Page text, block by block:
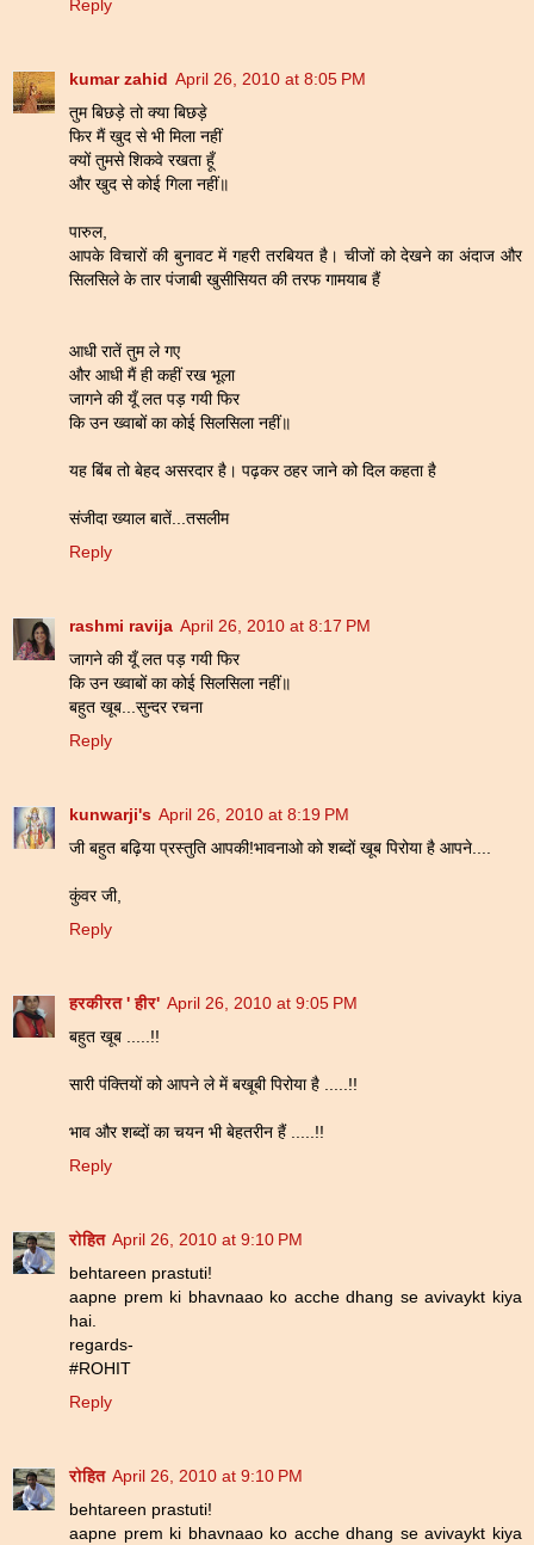
Reply
kumar zahid April 26, 2010 at 8:05 PM
तुम बिछड़े तो क्या बिछड़े
फिर मैं खुद से भी मिला नहीं
क्यों तुमसे शिकवे रखता हूँ
और खुद से कोई गिला नहीं॥
पारुल,
आपके विचारों की बुनावट में गहरी तरबियत है। चीजों को देखने का अंदाज और
सिलसिले के तार पंजाबी खुसीसियत की तरफ गामयाब हैं
आधी रातें तुम ले गए
और आधी मैं ही कहीं रख भूला
जागने की यूँ लत पड़ गयी फिर
कि उन ख्वाबों का कोई सिलसिला नहीं॥
यह बिंब तो बेहद असरदार है। पढ़कर ठहर जाने को दिल कहता है
संजीदा ख्याल बातें...तसलीम
Reply
rashmi ravija April 26, 2010 at 8:17 PM
जागने की यूँ लत पड़ गयी फिर
कि उन ख्वाबों का कोई सिलसिला नहीं॥
बहुत खूब...सुन्दर रचना
Reply
kunwarji's April 26, 2010 at 8:19 PM
जी बहुत बढ़िया प्रस्तुति आपकी!भावनाओ को शब्दों खूब पिरोया है आपने....
कुंवर जी,
Reply
हरकीरत ' हीर' April 26, 2010 at 9:05 PM
बहुत खूब .....!!
सारी पंक्तियों को आपने ले में बखूबी पिरोया है .....!!
भाव और शब्दों का चयन भी बेहतरीन हैं .....!!
Reply
रोहित April 26, 2010 at 9:10 PM
behtareen prastuti!
aapne prem ki bhavnaao ko acche dhang se avivaykt kiya
hai.
regards-
#ROHIT
Reply
रोहित April 26, 2010 at 9:10 PM
behtareen prastuti!
aapne prem ki bhavnaao ko acche dhang se avivaykt kiya